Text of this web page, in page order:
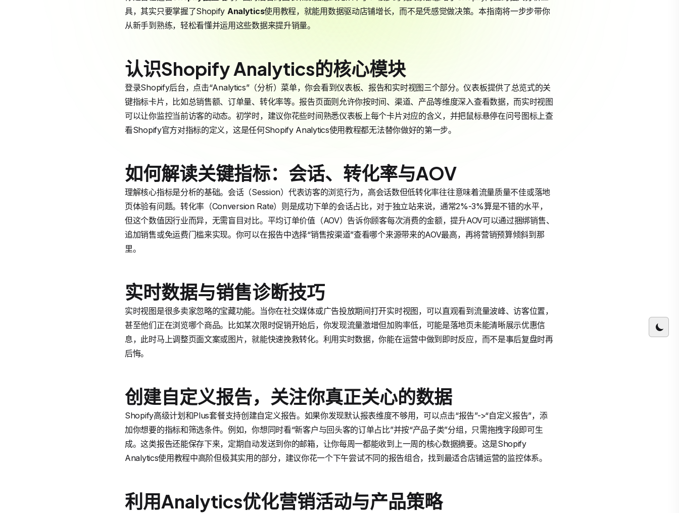
具，其实只要掌握了Shopify Analytics使用教程，就能用数据驱动店铺增长，而不是凭感觉做决策。本指南将一步步带你
从新手到熟练，轻松看懂并运用这些数据来提升销量。
认识Shopify Analytics的核心模块
登录Shopify后台，点击“Analytics”（分析）菜单，你会看到仪表板、报告和实时视图三个部分。仪表板提供了总览式的关
键指标卡片，比如总销售额、订单量、转化率等。报告页面则允许你按时间、渠道、产品等维度深入查看数据，而实时视图
可以让你监控当前访客的动态。初学时，建议你花些时间熟悉仪表板上每个卡片对应的含义，并把鼠标悬停在问号图标上查
看Shopify官方对指标的定义，这是任何Shopify Analytics使用教程都无法替你做好的第一步。
如何解读关键指标：会话、转化率与AOV
理解核心指标是分析的基础。会话（Session）代表访客的浏览行为，高会话数但低转化率往往意味着流量质量不佳或落地
页体验有问题。转化率（Conversion Rate）则是成功下单的会话占比，对于独立站来说，通常2%-3%算是不错的水平，
但这个数值因行业而异，无需盲目对比。平均订单价值（AOV）告诉你顾客每次消费的金额，提升AOV可以通过捆绑销售、
追加销售或免运费门槛来实现。你可以在报告中选择“销售按渠道”查看哪个来源带来的AOV最高，再将营销预算倾斜到那
里。
实时数据与销售诊断技巧
实时视图是很多卖家忽略的宝藏功能。当你在社交媒体或广告投放期间打开实时视图，可以直观看到流量波峰、访客位置，
甚至他们正在浏览哪个商品。比如某次限时促销开始后，你发现流量激增但加购率低，可能是落地页未能清晰展示优惠信
息，此时马上调整页面文案或图片，就能快速挽救转化。利用实时数据，你能在运营中做到即时反应，而不是事后复盘时再
后悔。
创建自定义报告，关注你真正关心的数据
Shopify高级计划和Plus套餐支持创建自定义报告。如果你发现默认报表维度不够用，可以点击“报告”->“自定义报告”，添
加你想要的指标和筛选条件。例如，你想同时看“新客户与回头客的订单占比”并按“产品子类”分组，只需拖拽字段即可生
成。这类报告还能保存下来，定期自动发送到你的邮箱，让你每周一都能收到上一周的核心数据摘要。这是Shopify
Analytics使用教程中高阶但极其实用的部分，建议你花一个下午尝试不同的报告组合，找到最适合店铺运营的监控体系。
利用Analytics优化营销活动与产品策略